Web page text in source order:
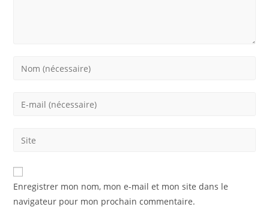
Enter
Enter
address
comment
Saisir
de
votre
Enregistrer mon nom, mon e-mail et mon site dans le
navigateur pour mon prochain commentaire.